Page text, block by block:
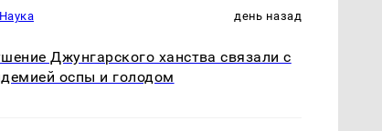
Наука день назад
Джунгарского ханства связали с
оспы и голодом